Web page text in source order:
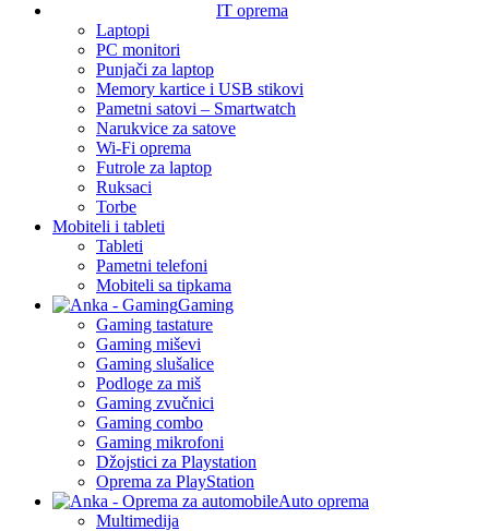
IT oprema
Laptopi
PC monitori
Punjači za laptop
Memory kartice i USB stikovi
Pametni satovi – Smartwatch
Narukvice za satove
Wi-Fi oprema
Futrole za laptop
Ruksaci
Torbe
Mobiteli i tableti
Tableti
Pametni telefoni
Mobiteli sa tipkama
Gaming
Gaming tastature
Gaming miševi
Gaming slušalice
Podloge za miš
Gaming zvučnici
Gaming combo
Gaming mikrofoni
Džojstici za Playstation
Oprema za PlayStation
Auto oprema
Multimedija